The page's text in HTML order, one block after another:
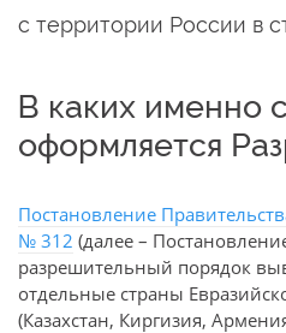
с территории России в
В каких именно
оформляется
Постановление
№ 312 (далее –
разрешительный порядок
отдельные страны
(Казахстан, Киргизия,